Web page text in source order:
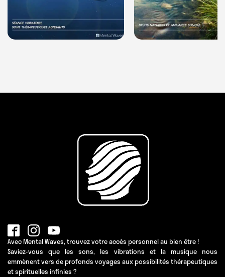
Avec Mental Waves, trouvez votre accès personnel au bien être !
Saviez-vous que les sons, les vibrations et la musique nous
emmènent vers de profonds voyages aux possibilités thérapeutiques
et spirituelles infinies ?